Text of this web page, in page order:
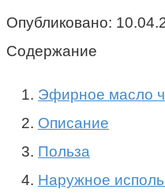
Опубликовано:
Содержание
Эфирное масло
Описание
Польза
Наружное